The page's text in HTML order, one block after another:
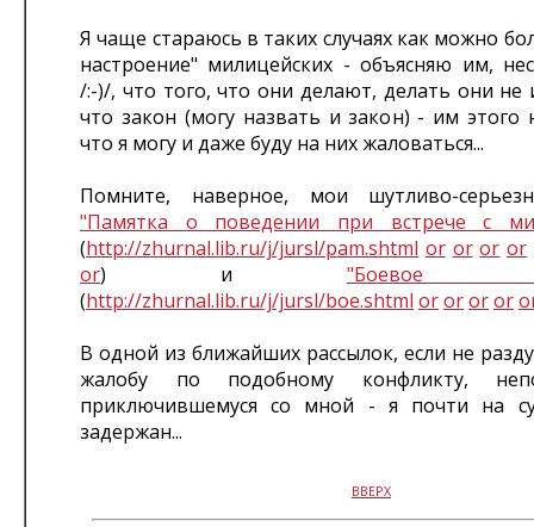
Я чаще стараюсь в таких случаях как можно
настроение" милицейских - объясняю им,
/:-)/, что того, что они делают, делать они
что закон (могу назвать и закон) - им этого
что я могу и даже буду на них жаловаться...
Помните, наверное, мои шутливо-
"Памятка о поведении при встрече с
(http://zhurnal.lib.ru/j/jursl/pam.shtml or or or or
or) и "Боевое
(http://zhurnal.lib.ru/j/jursl/boe.shtml orororor
В одной из ближайших рассылок, если не
жалобу по подобному конфликту,
приключившемуся со мной - я почти на
задержан...
ВВЕРХ